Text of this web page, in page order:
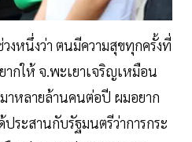
งหนึ่งว่า ตนมีความสุขทุกครั้งที่
กให้ จ.พะเยาเจริญเหมือน
าหลายล้านคนต่อปี ผมอยาก
ระสานกับรัฐมนตรีว่าการกระ